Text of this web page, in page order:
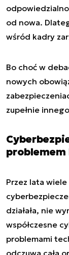
od nowa.
wśród kadry
Bo choć w
nowych
zupełnie
problemem
Przez lata
działała, nie
współczesne
problemami
odczuwa cała